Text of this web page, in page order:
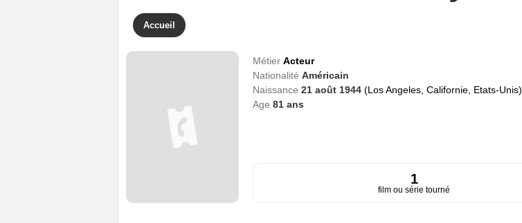
Accueil
Métier Acteur
Nationalité Américain
Naissance 21 août 1944 (Los Angeles, Californie, Etats-Unis)
Age 81ans
1
film ou série tourné